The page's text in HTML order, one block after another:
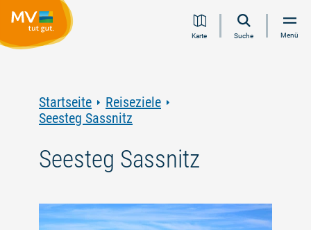
Inhalt
Navigation
Volltextsuche
FooterKarte Suche Menü
Startseite
Reiseziele
Seesteg Sassnitz
Seesteg Sassnitz